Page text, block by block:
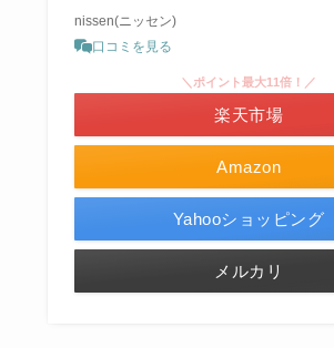
nissen(ニッセン)
口コミを見る
Amazon
＼ポイント最大11倍！／
楽天市場
Yahooショッピング
メルカリ